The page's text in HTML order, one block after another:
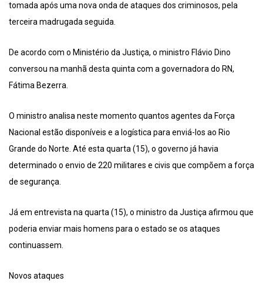
tomada após uma nova onda de ataques dos criminosos, pela
terceira madrugada seguida.
De acordo com o Ministério da Justiça, o ministro Flávio Dino
conversou na manhã desta quinta com a governadora do RN,
Fátima Bezerra.
O ministro analisa neste momento quantos agentes da Força
Nacional estão disponíveis e a logística para enviá-los ao Rio
Grande do Norte. Até esta quarta (15), o governo já havia
determinado o envio de 220 militares e civis que compõem a força
de segurança.
Já em entrevista na quarta (15), o ministro da Justiça afirmou que
poderia enviar mais homens para o estado se os ataques
continuassem.
Novos ataques